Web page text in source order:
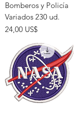
Bomberos y Policía
Variados 230 ud.
Precio
24,00 US$